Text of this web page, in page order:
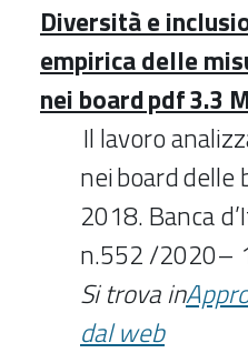
Diversità e
empirica delle
nei board pdf 3.3
Il lavoro
nei board
2018. Banca
n.552 /2020–
Si trova in
dal web